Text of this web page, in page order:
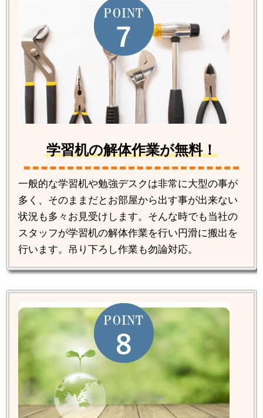
学習机の解体作業が無料！
一般的な学習机や勉強デスクは非常に大型の事が
多く、そのままだとお部屋から出す事が出来ない
状況も多々お見受けします。そんな時でも当社の
スタッフが学習机の解体作業を行い円滑に搬出を
行います。吊り下ろし作業も勿論対応。